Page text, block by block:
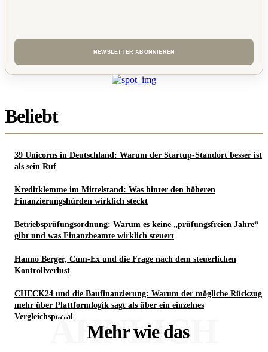
Beliebt
39 Unicorns in Deutschland: Warum der Startup-Standort besser ist
als sein Ruf
Kreditklemme im Mittelstand: Was hinter den höheren
Finanzierungshürden wirklich steckt
Betriebsprüfungsordnung: Warum es keine „prüfungsfreien Jahre“
gibt und was Finanzbeamte wirklich steuert
Hanno Berger, Cum-Ex und die Frage nach dem steuerlichen
Kontrollverlust
CHECK24 und die Baufinanzierung: Warum der mögliche Rückzug
mehr über Plattformlogik sagt als über ein einzelnes
Vergleichsportal
Mehr wie das
ÄHNLICH